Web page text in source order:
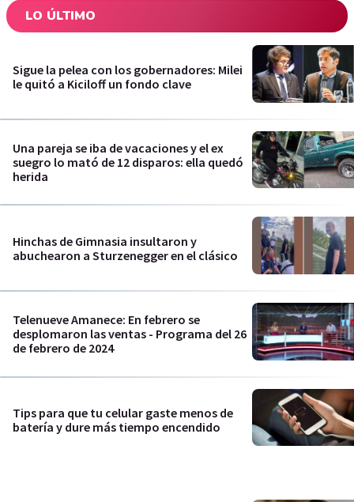
LO ÚLTIMO
Sigue la pelea con los gobernadores: Milei
le quitó a Kiciloff un fondo clave
Una pareja se iba de vacaciones y el ex
suegro lo mató de 12 disparos: ella quedó
herida
Hinchas de Gimnasia insultaron y
abuchearon a Sturzenegger en el clásico
Telenueve Amanece: En febrero se
desplomaron las ventas - Programa del 26
de febrero de 2024
Tips para que tu celular gaste menos de
batería y dure más tiempo encendido